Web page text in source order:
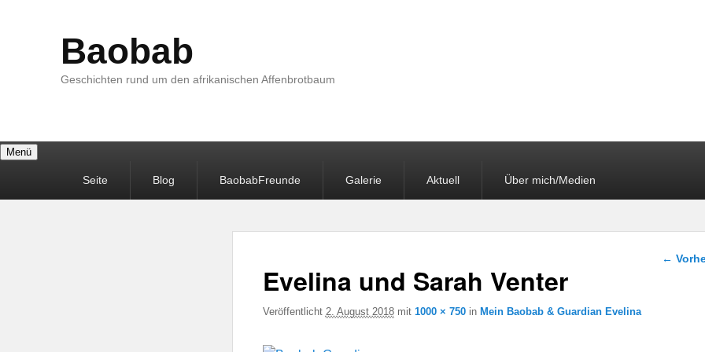
Baobab
Geschichten rund um den afrikanischen Affenbrotbaum
Menü
Seite Blog BaobabFreunde Galerie Aktuell Über mich/Medien
Bilder-
←
Evelina und Sarah Venter
Veröffentlicht 2. August 2018mit 1000 × 750in Mein Baobab & Guardian Evelina